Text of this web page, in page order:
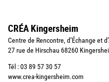
CRÉA Kingersheim
Centre de Rencontre, d’Échange et
27 rue de Hirschau 68260
Tél : 03 89 57 30 57
www.crea-kingersheim.com